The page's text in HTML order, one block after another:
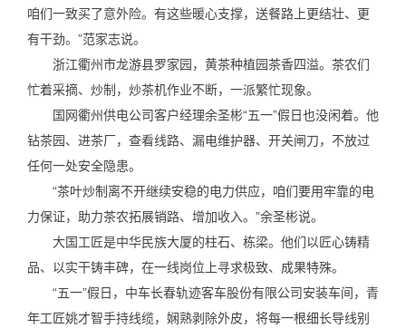
咱们一致买了意外险。有这些暖心支撑，送餐路上更结壮、更
有干劲。”范家志说。
浙江衢州市龙游县罗家园，黄茶种植园茶香四溢。茶农们
忙着采摘、炒制，炒茶机作业不断，一派繁忙现象。
国网衢州供电公司客户经理余圣彬“五一”假日也没闲着。他
钻茶园、进茶厂，查看线路、漏电维护器、开关闸刀，不放过
任何一处安全隐患。
“茶叶炒制离不开继续安稳的电力供应，咱们要用牢靠的电
力保证，助力茶农拓展销路、增加收入。”余圣彬说。
大国工匠是中华民族大厦的柱石、栋梁。他们以匠心铸精
品、以实干铸丰碑，在一线岗位上寻求极致、成果特殊。
“五一”假日，中车长春轨迹客车股份有限公司安装车间，青
年工匠姚才智手持线缆，娴熟剥除外皮，将每一根细长导线别